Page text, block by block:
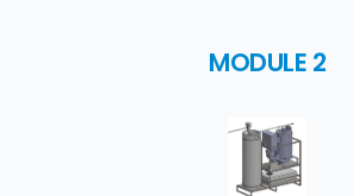
MODULE 2